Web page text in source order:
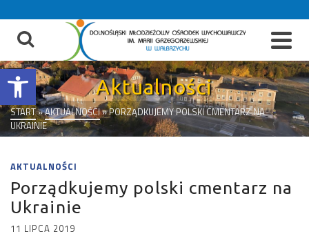
Otwórz pasek narzędzi
treści
Aktualności
START»AKTUALNOŚCI»PORZĄDKUJEMY POLSKI CMENTARZ NA
UKRAINIE
AKTUALNOŚCI
Porządkujemy polski cmentarz na
Ukrainie
11 LIPCA 2019